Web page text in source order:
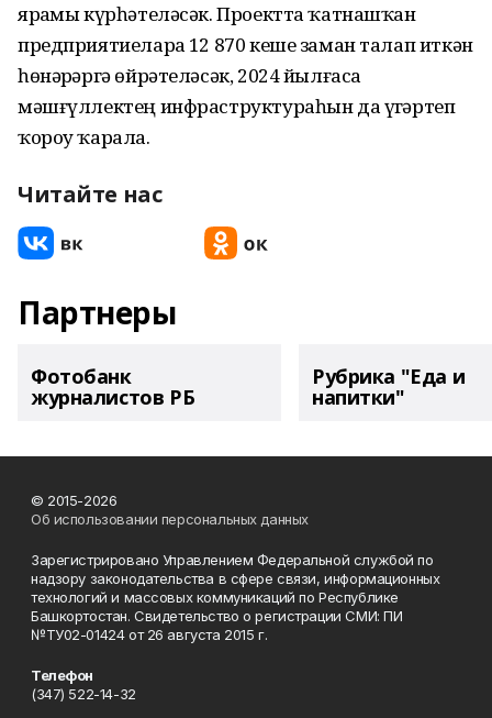
ярҙамы күрһәтеләсәк. Проектта ҡатнашҡан
предприятиеларҙа 12 870 кеше заман талап иткән
һөнәрҙәргә өйрәтеләсәк, 2024 йылғаса
мәшғүллектең инфраструктураһын да үҙгәртеп
ҡороу ҡарала.
Читайте нас
Партнеры
Фотобанк
журналистов РБ
Рубрика "Еда и
напитки"
© 2015-2026
Об использовании персональных данных
Зарегистрировано Управлением Федеральной службой по
надзору законодательства в сфере связи, информационных
технологий и массовых коммуникаций по Республике
Башкортостан. Свидетельство о регистрации СМИ: ПИ
№ТУ02-01424 от 26 августа 2015 г.
Телефон
(347) 522-14-32